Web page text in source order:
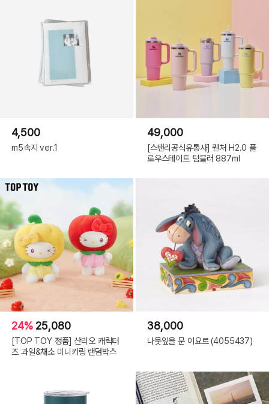
4,500
m5속지 ver.1
49,000
[스탠리공식유통사] 퀜처 H2.0 플
로우스테이트 텀블러 887ml
24% 25,080
[TOP TOY 정품] 산리오 캐릭터
즈 과일&채소 미니키링 랜덤박스
38,000
나뭇잎을 문 이요르 (4055437)